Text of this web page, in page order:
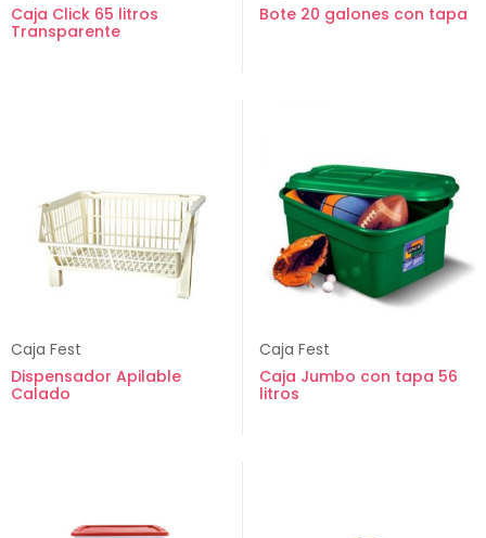
Caja Click 65 litros
Transparente
Bote 20 galones con tapa
Caja Fest
Dispensador Apilable
Calado
Caja Fest
Caja Jumbo con tapa 56
litros